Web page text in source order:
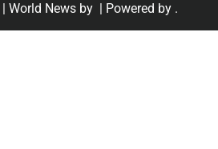
| World News by | Powered by .